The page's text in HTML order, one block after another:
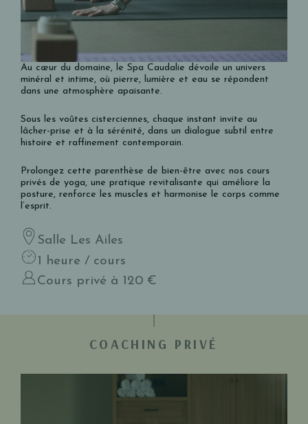
Au cœur du domaine, le Spa Caudalie dévoile un univers
minéral et intime, où pierre, lumière et eau se répondent
dans une atmosphère apaisante.
Sous les voûtes cisterciennes, chaque instant invite au
lâcher-prise et à la sérénité, dans un dialogue subtil entre
histoire et raffinement contemporain.
Prolongez cette parenthèse de bien-être avec nos cours
privés de yoga, une pratique revitalisante qui améliore la
posture, renforce les muscles et harmonise le corps comme
l’esprit.
Salle Les Ailes
1 heure / cours
Cours privé à 120 €
COACHING PRIVÉ